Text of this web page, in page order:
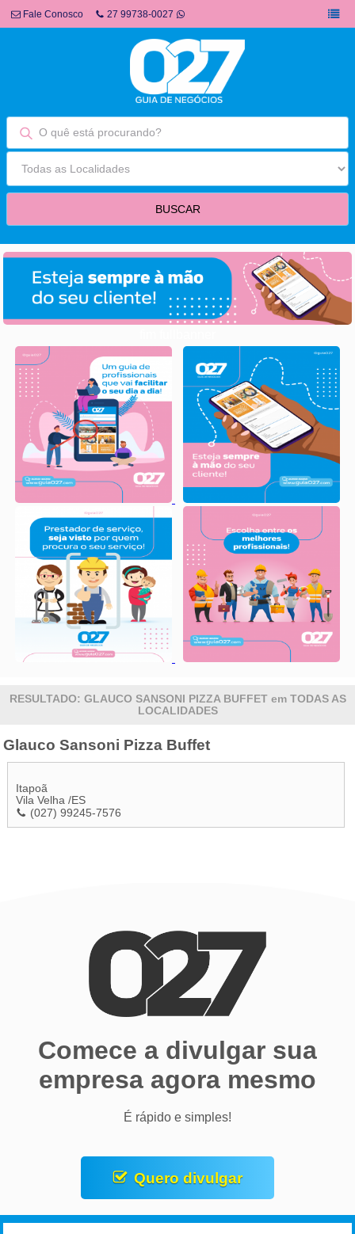
Fale Conosco 27 99738-0027
RESULTADO: GLAUCO SANSONI PIZZA BUFFET em TODAS AS
LOCALIDADES
Glauco Sansoni Pizza Buffet
Itapoã
Vila Velha /ES
(027) 99245-7576
Comece a divulgar sua
empresa agora mesmo
É rápido e simples!
Quero divulgar